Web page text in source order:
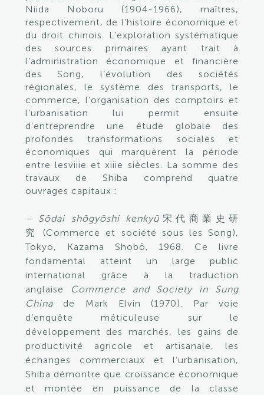
Niida Noboru (1904-1966), maîtres,
respectivement, de l’histoire économique et
du droit chinois. L’exploration systématique
des sources primaires ayant trait à
l’administration économique et financière
des Song, l’évolution des sociétés
régionales, le système des transports, le
commerce, l’organisation des comptoirs et
l’urbanisation lui permit ensuite
d’entreprendre une étude globale des
profondes transformations sociales et
économiques qui marquèrent la période
entre lesviiie et xiiie siècles. La somme des
travaux de Shiba comprend quatre
ouvrages capitaux :
– Sōdai shōgyōshi kenkyū 宋代商業史研
究 (Commerce et société sous les Song),
Tokyo, Kazama Shobō, 1968. Ce livre
fondamental atteint un large public
international grâce à la traduction
anglaise
Commerce and Society in Sung
Chinade Mark Elvin (1970). Par voie
d’enquête méticuleuse sur le
développement des marchés, les gains de
productivité agricole et artisanale, les
échanges commerciaux et l’urbanisation,
Shiba démontre que croissance économique
et montée en puissance de la classe